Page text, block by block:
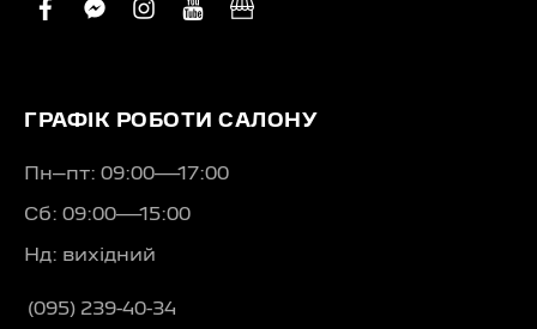
facebook
facebook-
instagram
youtube
business
ГРАФІК РОБОТИ САЛОНУ
Пн–пт: 09:00—17:00
Сб: 09:00—15:00
Нд: вихідний
(095) 239-40-34